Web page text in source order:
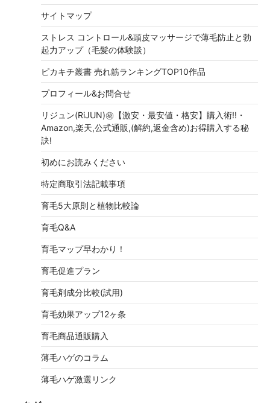
サイトマップ
ストレス コントロール&頭皮マッサージで薄毛防止と勃
起力アップ（毛髪の体験談）
ピカキチ叢書 売れ筋ランキングTOP10作品
プロフィール&お問合せ
リジュン(RiJUN)㊙【激安・最安値・格安】購入術!!・
Amazon,楽天,公式通販,(解約,返金含め)お得購入する秘
訣!
初めにお読みください
特定商取引法記載事項
育毛5大原則と植物比較論
育毛Q&A
育毛マップ早わかり！
育毛促進プラン
育毛剤成分比較(試用)
育毛効果アップ12ヶ条
育毛商品通販購入
薄毛ハゲのコラム
薄毛ハゲ激選リンク